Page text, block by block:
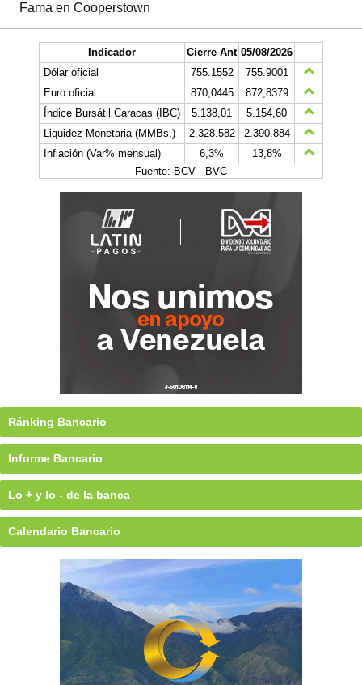
Fama en Cooperstown
Indicador Cierre Ant 05/08/2026
Dólar oficial
755.1552
755.9001
Euro oficial
870,0445
872,8379
Índice Bursátil Caracas (IBC)
5.138,01
5.154,60
Liquidez Monetaria (MMBs.)
2.328.582
2.390.884
Inflación (Var% mensual)
6,3%
13,8%
Fuente: BCV - BVC
Ránking Bancario
Informe Bancario
Lo + y lo - de la banca
Calendario Bancario